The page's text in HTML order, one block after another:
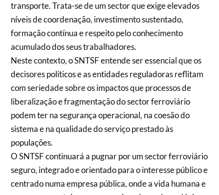
transporte. Trata-se de um sector que exige elevados
níveis de coordenação, investimento sustentado,
formação contínua e respeito pelo conhecimento
acumulado dos seus trabalhadores.
Neste contexto, o SNTSF entende ser essencial que os
decisores políticos e as entidades reguladoras reflitam
com seriedade sobre os impactos que processos de
liberalização e fragmentação do sector ferroviário
podem ter na segurança operacional, na coesão do
sistema e na qualidade do serviço prestado às
populações.
O SNTSF continuará a pugnar por um sector ferroviário
seguro, integrado e orientado para o interesse público e
centrado numa empresa pública, onde a vida humana e